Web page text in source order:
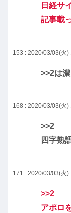
日経サ
記事載
153 : 2020/03/03(火)
>>2は
168 : 2020/03/03(火)
>>2
四字熟
171 : 2020/03/03(火)
>>2
アポロ